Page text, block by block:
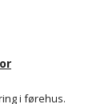
i førehus.